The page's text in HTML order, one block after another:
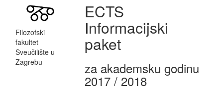
Filozofski
fakultet
Sveučilište u
Zagrebu
ECTS
Informacijski
paket
za akademsku godinu
2017 / 2018